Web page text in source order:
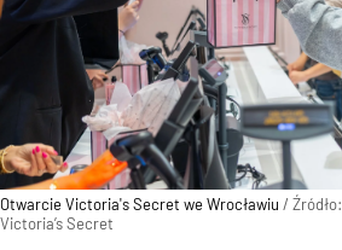
Otwarcie Victoria's Secret we Wrocławiu / Źródło:
Victoria’s Secret